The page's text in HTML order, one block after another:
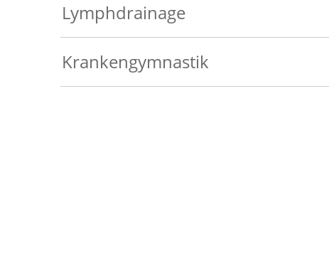
Lymphdrainage
Krankengymnastik